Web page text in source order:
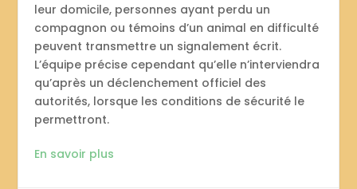
leur domicile, personnes ayant perdu un
compagnon ou témoins d’un animal en difficulté
peuvent transmettre un signalement écrit.
L’équipe précise cependant qu’elle n’interviendra
qu’après un déclenchement officiel des
autorités, lorsque les conditions de sécurité le
permettront.
En savoir plus